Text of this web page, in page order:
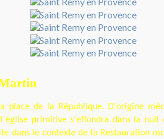
place de la République. D'origine
l'église primitive s'effondra dans la nuit
dans le contexte de la Restauration